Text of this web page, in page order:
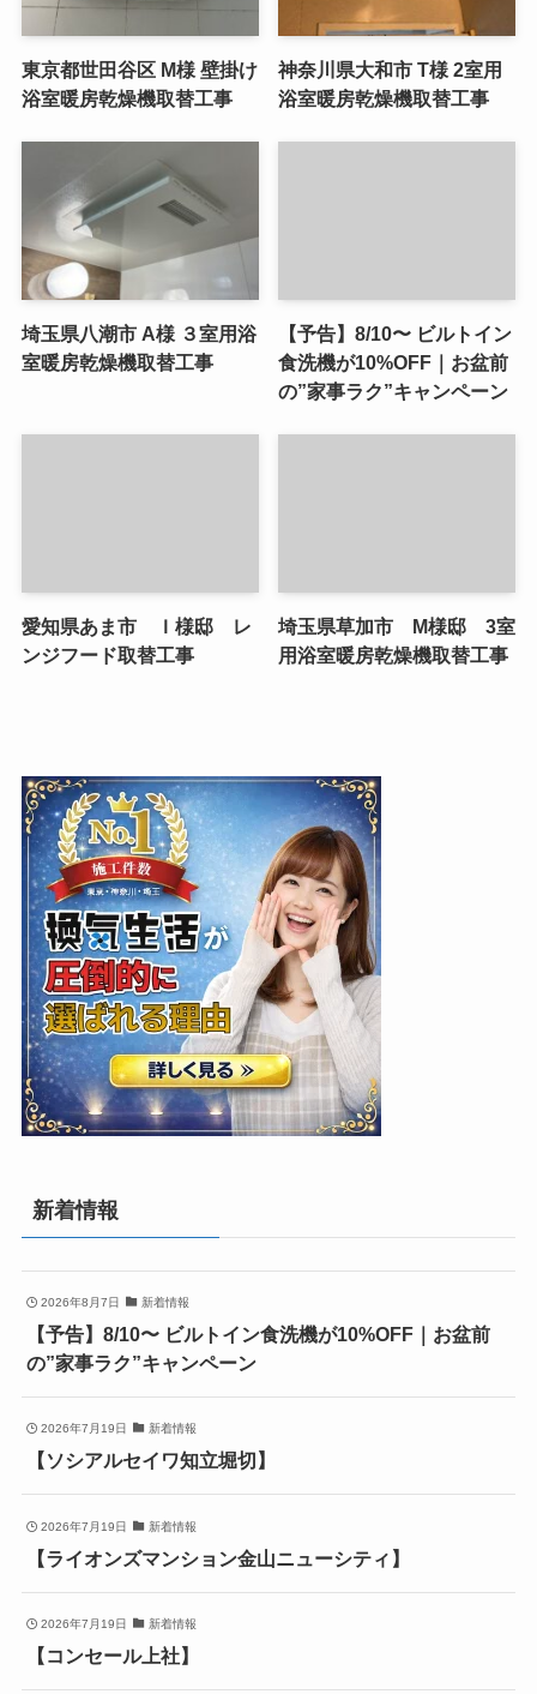
東京都世田谷区 M様 壁掛け
浴室暖房乾燥機取替工事
神奈川県大和市 T様 2室用
浴室暖房乾燥機取替工事
埼玉県八潮市 A様 ３室用浴
室暖房乾燥機取替工事
【予告】8/10〜 ビルトイン
食洗機が10%OFF｜お盆前
の”家事ラク”キャンペーン
愛知県あま市 Ｉ様邸 レ
ンジフード取替工事
埼玉県草加市 M様邸 3室
用浴室暖房乾燥機取替工事
新着情報
2026年8月7日 新着情報
【予告】8/10〜 ビルトイン食洗機が10%OFF｜お盆前
の”家事ラク”キャンペーン
2026年7月19日 新着情報
【ソシアルセイワ知立堀切】
2026年7月19日 新着情報
【ライオンズマンション金山ニューシティ】
2026年7月19日 新着情報
【コンセール上社】